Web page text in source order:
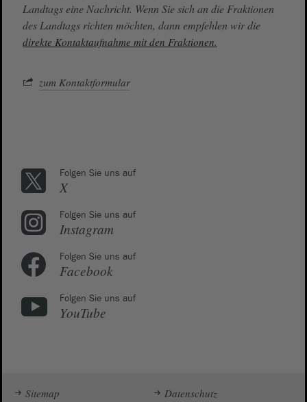
Landtags eine Nachricht. Wenn Sie sich an die Fraktionen
des Landtags richten möchten, dann empfehlen wir die
direkte Kontaktaufnahme mit den Fraktionen.
zum Kontaktformular
Folgen Sie uns auf
X
Folgen Sie uns auf
Instagram
Folgen Sie uns auf
Facebook
Folgen Sie uns auf
YouTube
Sitemap Datenschutz